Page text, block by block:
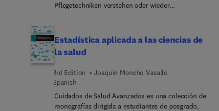
Pflegetechniken verstehen oder wieder
Ihnen Pflegehandlungen Schritt für Schritt, einfach
und verständlich und unter Berücksichtigung aller
Altersgruppen.Von A wie Absaugen, über B wie
Z wie ZVK – Sie finden zu allen wichtigen
Pflegehandlungen und -techniken eine prägnante
Beschreibung in Wort und Bild. So können Sie sich
auf Ihren nächsten Einsatz oder auf die Prüfung
Estadística aplicada a las ciencias de
la salud
3rd Edition
Joaquín Moncho Vasallo
Spanish
Cuidados de Salud Avanzados es una colección de
monografías dirigida a estudiantes de posgrado,